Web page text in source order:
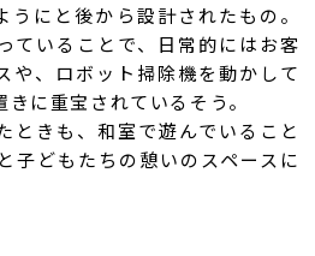
うにと後から設計されたもの。
ていることで、日常的にはお客
や、ロボット掃除機を動かして
に重宝されているそう。
ときも、和室で遊んでいること
子どもたちの憩いのスペースに